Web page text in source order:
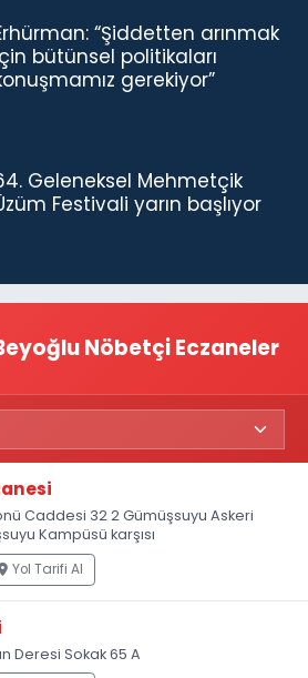
“Şiddetten arınmak
bütünsel politikaları
gerekiyor”
Geleneksel Mehmetçik
Festivali yarın başlıyor
Nöbetçi Eczaneler
Caddesi 32 2 Gümüşsuyu Askeri
Kampüsü karşısı
Yol Tarifi Al
Deresi Sokak 65 A